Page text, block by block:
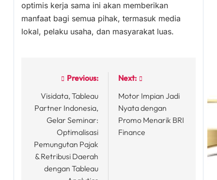
optimis kerja sama ini akan memberikan
manfaat bagi semua pihak, termasuk media
lokal, pelaku usaha, dan masyarakat luas.
navigation
Previous:
Visidata, Tableau
Partner Indonesia,
Gelar Seminar:
Optimalisasi
Pemungutan Pajak
& Retribusi Daerah
dengan Tableau
Next:
Motor Impian Jadi
Nyata dengan
Promo Menarik BRI
Finance